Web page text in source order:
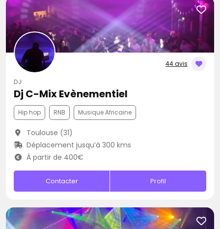
44 avis
DJ
Dj C-Mix Evènementiel
Hip hop RNB Musique Africaine
Toulouse (31)
Déplacement jusqu’à 300 kms
À partir de 400€
Contacter Profil